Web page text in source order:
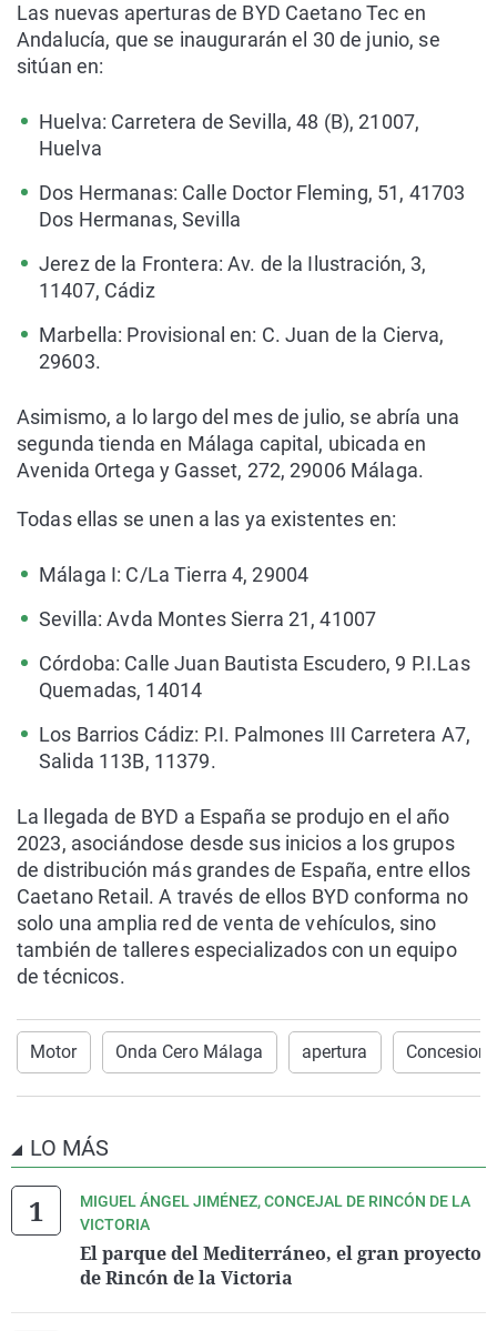
Las nuevas aperturas de BYD Caetano Tec en
Andalucía, que se inaugurarán el 30 de junio, se
sitúan en:
Huelva: Carretera de Sevilla, 48 (B), 21007,
Huelva
Dos Hermanas: Calle Doctor Fleming, 51, 41703
Dos Hermanas, Sevilla
Jerez de la Frontera: Av. de la Ilustración, 3,
11407, Cádiz
Marbella: Provisional en: C. Juan de la Cierva,
29603.
Asimismo, a lo largo del mes de julio, se abría una
segunda tienda en Málaga capital, ubicada en
Avenida Ortega y Gasset, 272, 29006 Málaga.
Todas ellas se unen a las ya existentes en:
Málaga I: C/La Tierra 4, 29004
Sevilla: Avda Montes Sierra 21, 41007
Córdoba: Calle Juan Bautista Escudero, 9 P.I.Las
Quemadas, 14014
Los Barrios Cádiz: P.I. Palmones III Carretera A7,
Salida 113B, 11379.
La llegada de BYD a España se produjo en el año
2023, asociándose desde sus inicios a los grupos
de distribución más grandes de España, entre ellos
Caetano Retail. A través de ellos BYD conforma no
solo una amplia red de venta de vehículos, sino
también de talleres especializados con un equipo
de técnicos.
Motor Onda Cero Málaga apertura
LO MÁS
MIGUEL ÁNGEL JIMÉNEZ, CONCEJAL DE RINCÓN DE LA
VICTORIA
El parque del Mediterráneo, el gran proyecto
de Rincón de la Victoria